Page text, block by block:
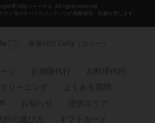
© CaSyジャーナル. All rights reserved.
スト等のすべてのコンテンツの無断複写・転載を禁じます。
家事代行 CaSy（カジー）
ジ お掃除代行
お料理代行
リーニング
よくある質問
お知らせ
提供エリア
行の選び方
ギフトカード